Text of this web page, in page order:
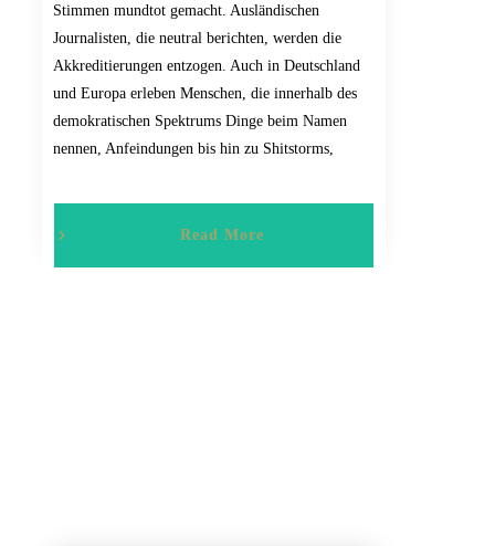
Stimmen mundtot gemacht. Ausländischen
Journalisten, die neutral berichten, werden die
Akkreditierungen entzogen. Auch in Deutschland
und Europa erleben Menschen, die innerhalb des
demokratischen Spektrums Dinge beim Namen
nennen, Anfeindungen bis hin zu Shitstorms,
Read More